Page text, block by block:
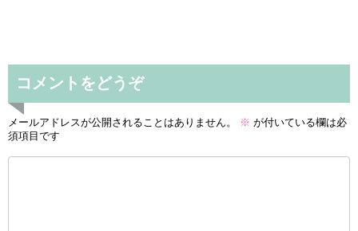
コメントをどうぞ
メールアドレスが公開されることはありません。 ※ が付いている欄は必
須項目です